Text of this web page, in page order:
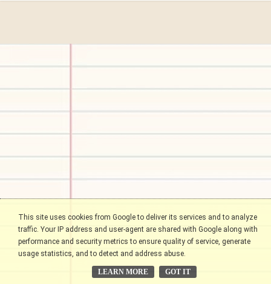
This site uses cookies from Google to deliver its services and to analyze
traffic. Your IP address and user-agent are shared with Google along with
performance and security metrics to ensure quality of service, generate
usage statistics, and to detect and address abuse.
LEARN MORE GOT IT